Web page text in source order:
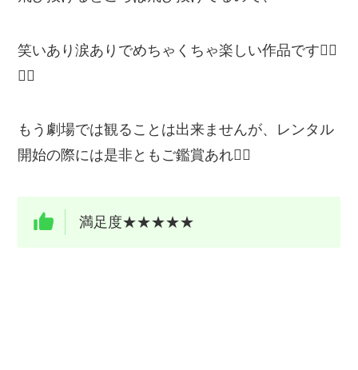
笑いあり涙ありでめちゃくちゃ楽しい作品です🙆‍♂️
🙆‍♂️
もう劇場では観ることは出来ませんが、レンタル
開始の際には是非ともご鑑賞あれ🙋‍♂️
満足度★★★★★